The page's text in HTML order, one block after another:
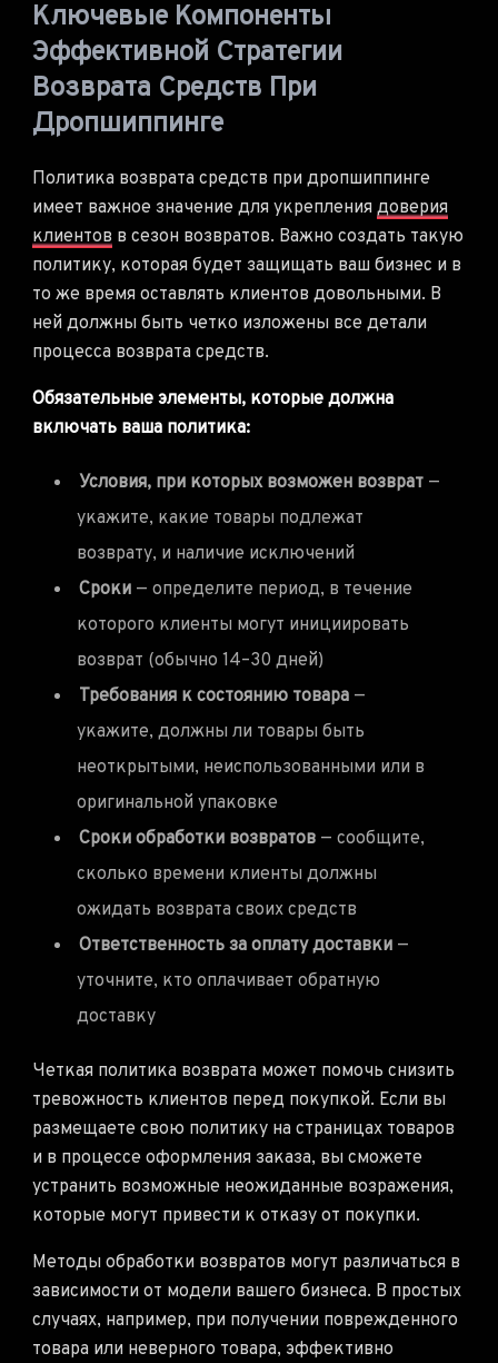
Ключевые Компоненты
Эффективной Стратегии
Возврата Средств При
Дропшиппинге
Политика возврата средств при дропшиппинге
имеет важное значение для укрепления доверия
клиентов в сезон возвратов. Важно создать такую
политику, которая будет защищать ваш бизнес и в
то же время оставлять клиентов довольными. В
ней должны быть четко изложены все детали
процесса возврата средств.
Обязательные элементы, которые должна
включать ваша политика:
Условия, при которых возможен возврат —
укажите, какие товары подлежат
возврату, и наличие исключений
Сроки — определите период, в течение
которого клиенты могут инициировать
возврат (обычно 14–30 дней)
Требования к состоянию товара —
укажите, должны ли товары быть
неоткрытыми, неиспользованными или в
оригинальной упаковке
Сроки обработки возвратов — сообщите,
сколько времени клиенты должны
ожидать возврата своих средств
Ответственность за оплату доставки —
уточните, кто оплачивает обратную
доставку
Четкая политика возврата может помочь снизить
тревожность клиентов перед покупкой. Если вы
размещаете свою политику на страницах товаров
и в процессе оформления заказа, вы сможете
устранить возможные неожиданные возражения,
которые могут привести к отказу от покупки.
Методы обработки возвратов могут различаться в
зависимости от модели вашего бизнеса. В простых
случаях, например, при получении поврежденного
товара или неверного товара, эффективно